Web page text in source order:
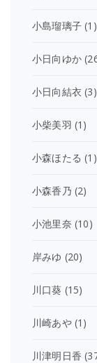
小島瑠璃子 (1)
小日向ゆか
小日向結衣 (3)
小柴美羽 (1)
小森ほたる (1)
小森香乃 (2)
小池里奈 (10)
岸みゆ (20)
川口葵 (15)
川崎あや(1)
川津明日香